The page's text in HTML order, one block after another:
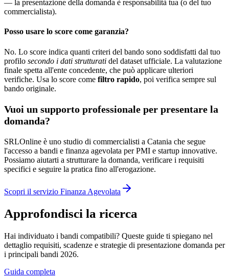
— la presentazione della domanda è responsabilità tua (o del tuo
commercialista).
Posso usare lo score come garanzia?
No. Lo score indica quanti criteri del bando sono soddisfatti dal tuo
profilo secondo i dati strutturati del dataset ufficiale. La valutazione
finale spetta all'ente concedente, che può applicare ulteriori
verifiche. Usa lo score come filtro rapido, poi verifica sempre sul
bando originale.
Vuoi un supporto professionale per presentare la
domanda?
SRLOnline è uno studio di commercialisti a Catania che segue
l'accesso a bandi e finanza agevolata per PMI e startup innovative.
Possiamo aiutarti a strutturare la domanda, verificare i requisiti
specifici e seguire la pratica fino all'erogazione.
Scopri il servizio Finanza Agevolata
Approfondisci la ricerca
Hai individuato i bandi compatibili? Queste guide ti spiegano nel
dettaglio requisiti, scadenze e strategie di presentazione domanda per
i principali bandi 2026.
Guida completa